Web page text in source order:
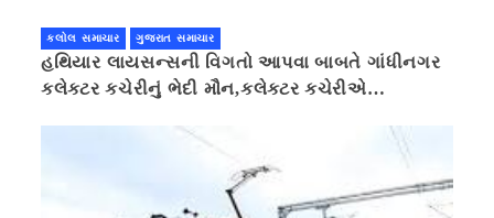
કલોલ સમાચાર ગુજરાત સમાચાર
હથિયાર લાયસન્સની વિગતો આપવા બાબતે ગાંધીનગર
કલેક્ટર કચેરીનું ભેદી મૌન,કલેક્ટર કચેરીએ